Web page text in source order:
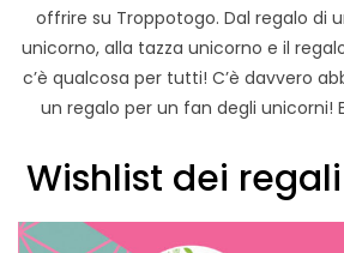
offrire su Troppotogo. Dal regalo di
unicorno, alla tazza unicorno e il
c’è qualcosa per tutti! C’è davvero
un regalo per un fan degli unicorni!
Wishlist dei